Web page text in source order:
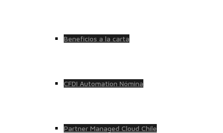
Beneficios a la carta
CFDI Automation Nómina
Partner Managed Cloud Chile